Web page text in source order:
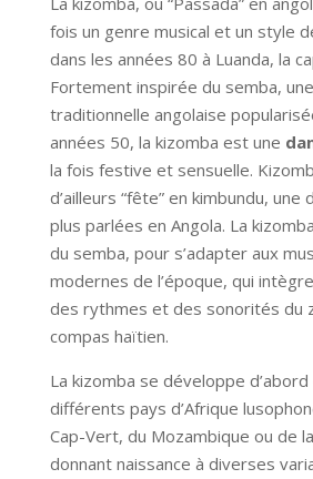
fois un genre musical et un style
dans les années 80 à Luanda, la
Fortement inspirée du semba,
traditionnelle angolaise
années 50, la kizomba est une
la fois festive et sensuelle.
d’ailleurs “fête” en kimbundu, une
plus parlées en Angola. La
du semba, pour s’adapter aux
modernes de l’époque, qui
des rythmes et des sonorités du
compas haïtien.
La kizomba se développe d’abord
différents pays d’Afrique
Cap-Vert, du Mozambique ou de
donnant naissance à diverses